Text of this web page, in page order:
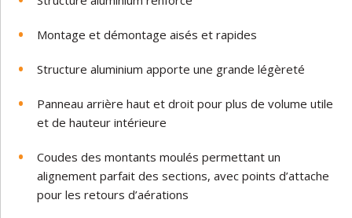
Montage et démontage aisés et rapides
Structure aluminium apporte une grande légèreté
Panneau arrière haut et droit pour plus de volume utile
et de hauteur intérieure
Coudes des montants moulés permettant un
alignement parfait des sections, avec points d’attache
pour les retours d’aérations